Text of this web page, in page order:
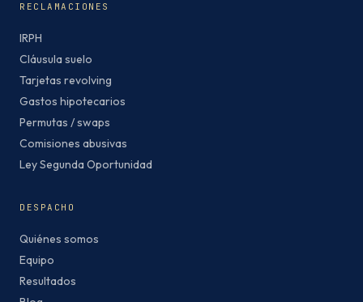
RECLAMACIONES
IRPH
Cláusula suelo
Tarjetas revolving
Gastos hipotecarios
Permutas / swaps
Comisiones abusivas
Ley Segunda Oportunidad
DESPACHO
Quiénes somos
Equipo
Resultados